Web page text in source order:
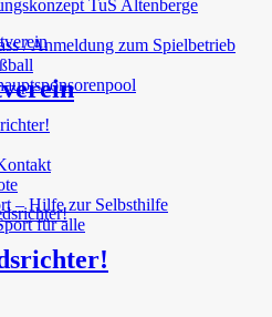
TuS Altenberge
/ Anmeldung zum Spielbetrieb
– Hilfe zur Selbsthilfe
für alle